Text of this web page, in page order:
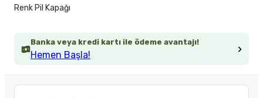
Banka veya kredi kartı ile ödeme avantajı!
Hemen Başla!
Renk Pil Kapağı